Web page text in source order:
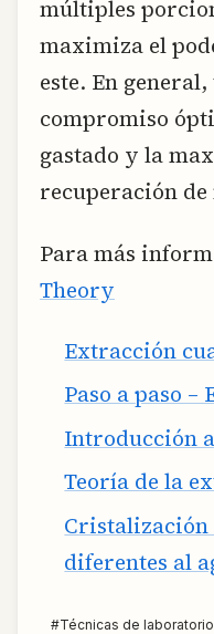
múltiples
maximiza el
este. En
compromiso
gastado y la
recuperación
Para más
Theory
Extracción
Paso a paso
Introducción
Teoría de la
Cristalización
diferentes al
#Técnicas de laboratorio